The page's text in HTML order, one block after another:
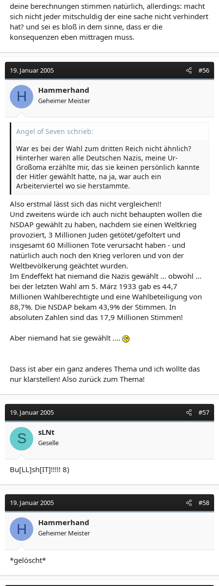
das kaiserliche Japan geführt wurde - viele US-
Befehlshaber im Koreakrieg waren noch dieselben wie
im Krieg gegen Japan. Während aber die
Atomwaffenangriffe auf Hiroshima und Nagasaki vom 6.
und 9. August 1945 mittlerweile aus ganz verschiedenen
Perspektiven untersucht wurden, haben die
Brandbombenangriffe auf japanische und koreanische
Städte weit weniger Beachtung gefunden. Und noch
weniger bekannt ist, dass die USA auch noch nach dem
Koreakrieg in Nordostasien auf ihre überlegene
Luftwaffe und auf Nuklearwaffen setzten. Damit haben
sie die politischen Optionen Nordkoreas definiert und
die nationale Sicherheitsstrategie Pjöngjangs
beeinflusst...
deine berechnungen stimmen natürlich, allerdings: macht
sich nicht jeder mitschuldig der eine sache nicht verhindert
hat? und sei es bloß in dem sinne, dass er die
konsequenzen eben mittragen muss.
19. Januar 2005 #56
H Hammerhand
Geheimer Meister
Angel of Seven schrieb:
War es bei der Wahl zum dritten Reich nicht ähnlich?
Hinterher waren alle Deutschen Nazis, meine Ur-
Großoma erzählte mir, das sie keinen persönlich kannte
der Hitler gewählt hatte, na ja, war auch ein
Arbeiterviertel wo sie herstammte.
Also erstmal lässt sich das nicht vergleichen!!
Und zweitens würde ich auch nicht behaupten wollen die
NSDAP gewählt zu haben, nachdem sie einen Weltkrieg
provoziert, 3 Millionen Juden getötet/gefoltert und
insgesamt 60 Millionen Tote verursacht haben - und
natürlich auch noch den Krieg verloren und von der
Weltbevölkerung geächtet wurden.
Im Endeffekt hat niemand die Nazis gewählt ... obwohl ...
bei der letzten Wahl am 5. März 1933 gab es 44,7
Millionen Wahlberechtigte und eine Wahlbeteiligung von
88,7%. Die NSDAP bekam 43,9% der Stimmen. In
absoluten Zahlen sind das 17,9 Millionen Stimmen!
Aber niemand hat sie gewählt ....
Dass ist aber ein ganz anderes Thema und ich wollte das
nur klarstellen! Also zurück zum Thema!
19. Januar 2005 #57
S sLNt
Geselle
Bu[LL]sh[IT]!!!!! 8)
19. Januar 2005 #58
H Hammerhand
Geheimer Meister
*gelöscht*